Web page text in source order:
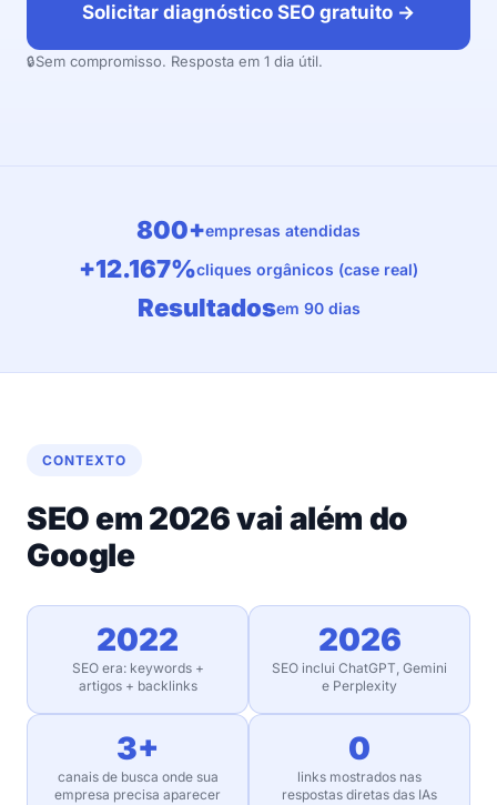
Solicitar diagnóstico SEO gratuito →
Sem compromisso. Resposta em 1 dia útil.
800+empresas atendidas
+12.167%cliques orgânicos (case real)
Resultadosem 90 dias
CONTEXTO
SEO em 2026 vai além do
Google
2022
SEO era: keywords +
artigos + backlinks
2026
SEO inclui ChatGPT, Gemini
e Perplexity
3+
canais de busca onde sua
empresa precisa aparecer
0
links mostrados nas
respostas diretas das IAs